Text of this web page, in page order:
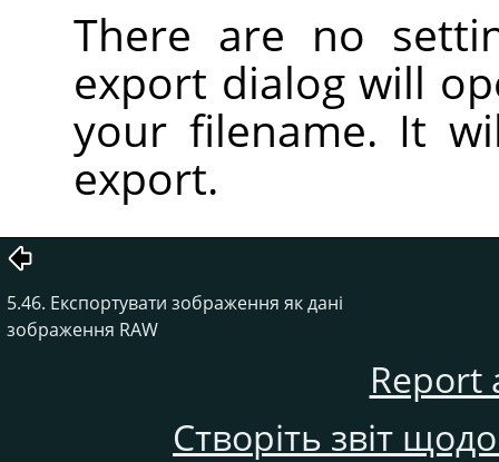
There are no
export dialog will
your filename. It
export.
5.46. Експортувати зображення як дані
зображення RAW
Report
Створіть звіт